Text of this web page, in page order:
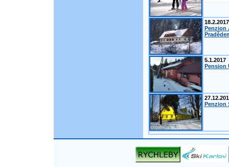
18.2.2017
Penzion
5.1.2017
Pension
Penzion